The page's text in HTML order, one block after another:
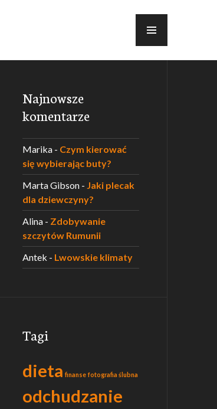
Najnowsze
komentarze
Marika - Czym kierować
się wybierając buty?
Marta Gibson - Jaki plecak
dla dziewczyny?
Alina - Zdobywanie
szczytów Rumunii
Antek - Lwowskie klimaty
Tagi
dieta finanse fotografia ślubna
odchudzanie